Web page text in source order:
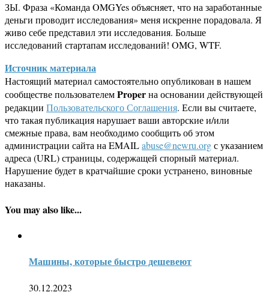
ЗЫ. Фраза «Команда OMGYes объясняет, что на заработанные
деньги проводит исследования» меня искренне порадовала. Я
живо себе представил эти исследования. Больше
исследований стартапам исследований! OMG, WTF.
Источник материала
Настоящий материал самостоятельно опубликован в нашем
сообществе пользователемProperна основании действующей
редакции Пользовательского Соглашения. Если вы считаете,
что такая публикация нарушает ваши авторские и/или
смежные права, вам необходимо сообщить об этом
администрации сайта на EMAILabuse@newru.orgс указанием
адреса (URL) страницы, содержащей спорный материал.
Нарушение будет в кратчайшие сроки устранено, виновные
наказаны.
You may also like...
Машины, которые быстро дешевеют
30.12.2023